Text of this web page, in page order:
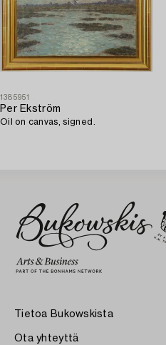
1385951
Per Ekström
Oil on canvas, signed.
Tietoa Bukowskista
Ota yhteyttä